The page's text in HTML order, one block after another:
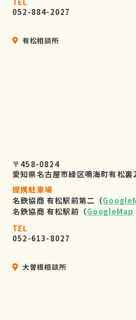
052-884-2027
有松相談所
〒458-0824
愛知県名古屋市緑区鳴海町有松
提携駐車場
名鉄協商 有松駅前第二（
名鉄協商 有松駅前（GoogleMap
TEL
052-613-8027
大曽根相談所